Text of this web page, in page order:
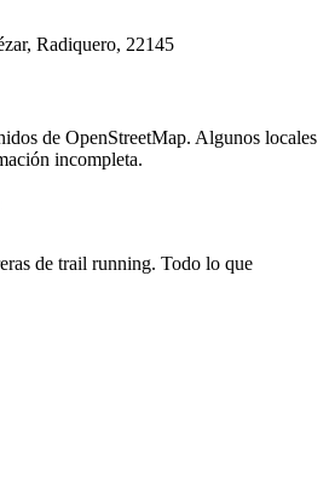
Radiquero, 22145
de OpenStreetMap. Algunos locales
incompleta.
de trail running. Todo lo que